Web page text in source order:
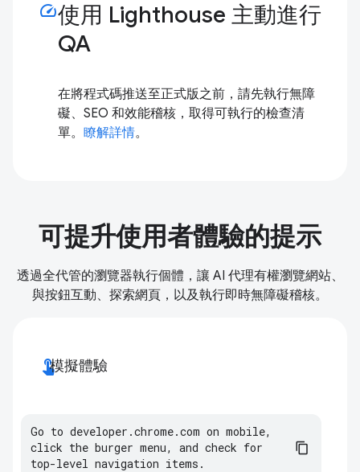
speed使用 Lighthouse 主動進行
QA
在將程式碼推送至正式版之前，請先執行無障
礙、SEO 和效能稽核，取得可執行的檢查清
單。 瞭解詳情。
可提升使用者體驗的提示
透過全代管的瀏覽器執行個體，讓 AI 代理有權瀏覽網站、
與按鈕互動、探索網頁，以及執行即時無障礙稽核。
touch_app模擬體驗
Go to developer .chrome.com on mobile,
click the burger menu, and check for
top-level navigation items .